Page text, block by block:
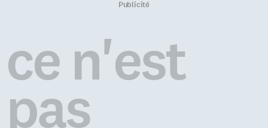
Publicité
ce n'est
pas